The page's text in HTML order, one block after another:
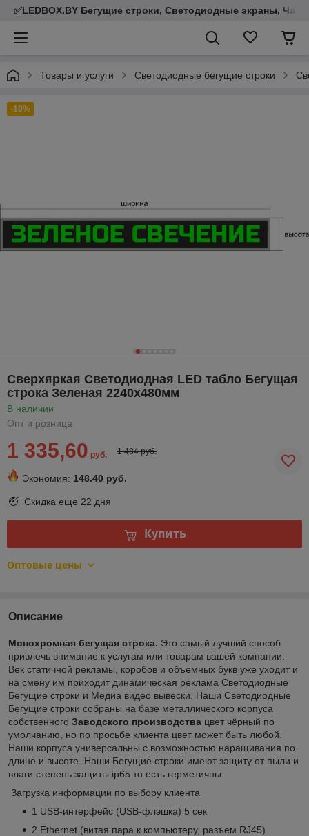
✅LEDBOX.BY Бегущие строки, Светодиодные экраны,
Товары и услуги Светодиодные бегущие строки
-10%
Сверхяркая Светодиодная LED табло Бегущая
строка Зеленая 2240х480мм
В наличии
Опт и розница
1 335,60 руб. 1 484 руб.
Экономия: 148.40 руб.
Скидка еще 22 дня
Купить
Оптовые цены
Описание
Монохромная бегущая строка. Это самый лучший способ
привлечь внимание к услугам или товарам вашей компании.
Век статичной рекламы, коробов и объемных букв уже уходит и
на смену им приходит динамическая реклама Светодиодные
Бегущие строки и Медиа видео вывески. Наши Светодиодные
Бегущие строки собраны на базе металлического корпуса
собственного Заводского производства цвет чёрный по
умолчанию, но по просьбе клиента цвет может быть любой.
Наши корпуса универсальны с возможностью наращивания по
длине и высоте. Наши Бегущие строки имеют защиту от пыли и
влаги степень защиты ip65 то есть герметичны.
Загрузка информации по выбору клиента
1 USB-интерфейс (USB-флэшка) 5 сек
2 Ethernet (витая пара к компьютеру, разъем RJ45)